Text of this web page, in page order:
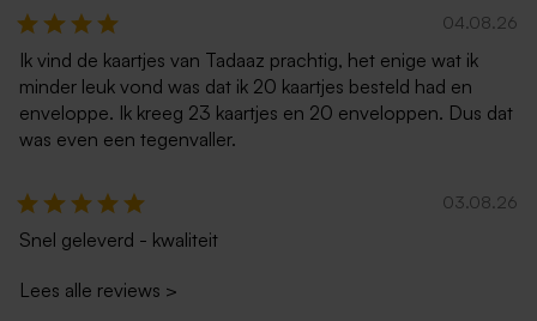
04.08.26
Ik vind de kaartjes van Tadaaz prachtig, het enige wat ik
minder leuk vond was dat ik 20 kaartjes besteld had en
enveloppe. Ik kreeg 23 kaartjes en 20 enveloppen. Dus dat
was even een tegenvaller.
03.08.26
Snel geleverd - kwaliteit
Lees alle reviews >